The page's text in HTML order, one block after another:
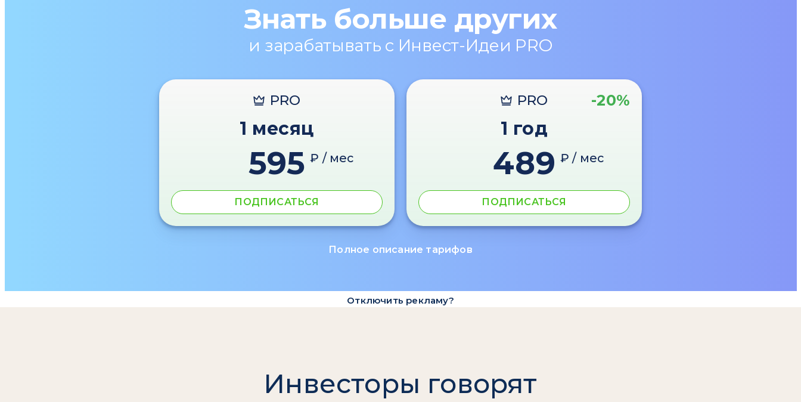
Знать больше других
и зарабатывать с Инвест-Идеи PRO
PRO
1 месяц
595 ₽ / мес
ПОДПИСАТЬСЯ
PRO -20%
1 год
489 ₽ / мес
ПОДПИСАТЬСЯ
Полное описание тарифов
Отключить рекламу?
Инвесторы говорят